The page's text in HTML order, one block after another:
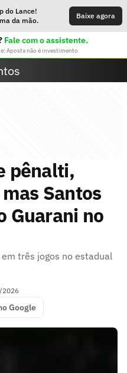
do Lance!
da mão.
Baixe agora
Fale com o assistente.
Aposta não é investimento
pênalti,
Santos
Guarani no
três jogos no estadual
2026
Google